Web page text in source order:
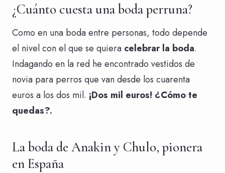
¿Cuánto cuesta una boda perruna?
Como en una boda entre personas, todo depende
el nivel con el que se quiera celebrar la boda.
Indagando en la red he encontrado vestidos de
novia para perros que van desde los cuarenta
euros a los dos mil. ¡Dos mil euros! ¿Cómo te
quedas?.
La boda de Anakin y Chulo, pionera
en España